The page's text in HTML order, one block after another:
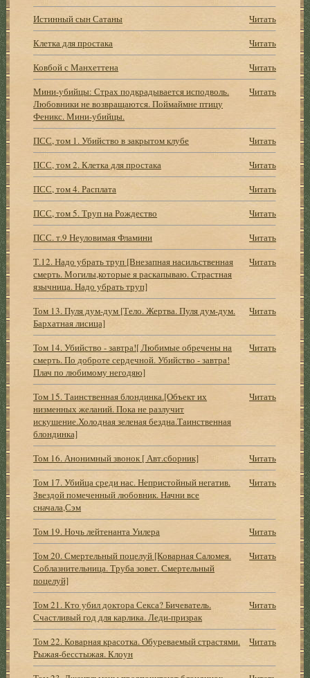
Истинный сын Сатаны
Читать
Клетка для простака
Читать
Ковбой с Манхеттена
Читать
Мини-убийцы: Страх подкрадывается исподволь.
Любовники не возвращаются. Поймаймне птицу
Феникс. Мини-убийцы.
Читать
ПСС, том 1. Убийство в закрытом клубе
Читать
ПСС, том 2. Клетка для простака
Читать
ПСС, том 4. Расплата
Читать
ПСС, том 5. Труп на Рождество
Читать
ПСС. т.9 Неуловимая Фламини
Читать
Т.12. Надо убрать труп [Внезапная насильственная
смерть. Могилы,которые я раскапываю. Страстная
язычница. Надо убрать труп]
Читать
Том 13. Пуля дум-дум [Тело. Жертва. Пуля дум-дум.
Бархатная лисица]
Читать
Том 14. Убийство - завтра![ Любимые обречены на
смерть. По доброте сердечной. Убийство - завтра!
Плач по любимому негодяю]
Читать
Том 15. Таинственная блондинка.[Объект их
низменных желаний. Пока не разлучит
искушение.Холодная зеленая бездна.Таинственная
блондинка]
Читать
Том 16. Анонимный звонок [ Авт.сборник]
Читать
Том 17. Убийца среди нас. Непристойный негатив.
Звездой помеченный любовник. Начни все
сначала,Сэм
Читать
Том 19. Ночь лейтенанта Уилера
Читать
Том 20. Смертельный поцелуй [Коварная Саломея.
Соблазнительница. Труба зовет. Смертельный
поцелуй]
Читать
Том 21. Кто убил доктора Секса? Бичеватель.
Счастливый год для карлика. Леди-призрак
Читать
Том 22. Коварная красотка. Обуреваемый страстями.
Рыжая-бесстыжая. Клоун
Читать